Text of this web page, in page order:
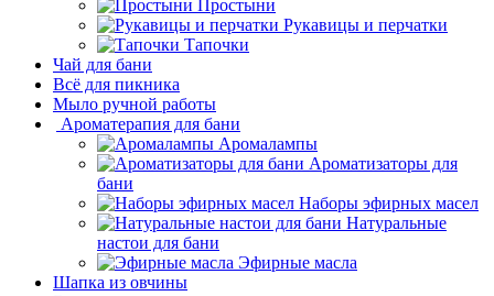
Простыни
Рукавицы и перчатки
Тапочки
Чай для бани
Всё для пикника
Мыло ручной работы
Ароматерапия для бани
Аромалампы
Ароматизаторы для
бани
Наборы эфирных масел
Натуральные
настои для бани
Эфирные масла
Шапка из овчины